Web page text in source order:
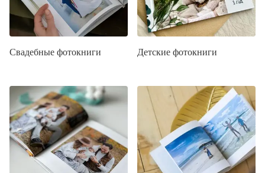
Свадебные фотокниги Детские фотокниги